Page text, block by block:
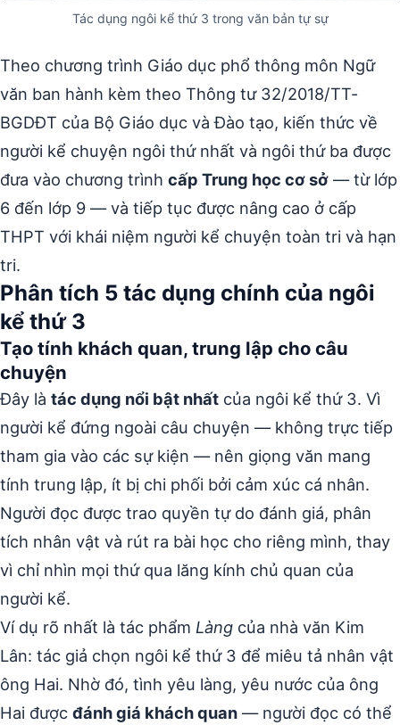
Tác dụng ngôi kể thứ 3 trong văn bản tự sự
Theo chương trình Giáo dục phổ thông môn Ngữ
văn ban hành kèm theo Thông tư 32/2018/TT-
BGDĐT của Bộ Giáo dục và Đào tạo, kiến thức về
người kể chuyện ngôi thứ nhất và ngôi thứ ba được
đưa vào chương trình cấp Trung học cơ sở — từ lớp
6 đến lớp 9 — và tiếp tục được nâng cao ở cấp
THPT với khái niệm người kể chuyện toàn tri và hạn
tri.
Phân tích 5 tác dụng chính của ngôi
kể thứ 3
Tạo tính khách quan, trung lập cho câu
chuyện
Đây là tác dụng nổi bật nhất của ngôi kể thứ 3. Vì
người kể đứng ngoài câu chuyện — không trực tiếp
tham gia vào các sự kiện — nên giọng văn mang
tính trung lập, ít bị chi phối bởi cảm xúc cá nhân.
Người đọc được trao quyền tự do đánh giá, phân
tích nhân vật và rút ra bài học cho riêng mình, thay
vì chỉ nhìn mọi thứ qua lăng kính chủ quan của
người kể.
Ví dụ rõ nhất là tác phẩm Làng của nhà văn Kim
Lân: tác giả chọn ngôi kể thứ 3 để miêu tả nhân vật
ông Hai. Nhờ đó, tình yêu làng, yêu nước của ông
Hai được đánh giá khách quan — người đọc có thể